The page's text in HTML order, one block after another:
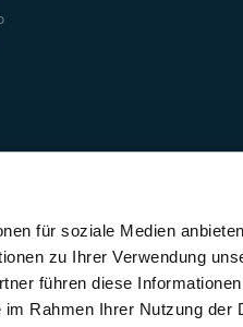
für soziale Medien
zu Ihrer Verwendung
führen diese
Rahmen Ihrer Nutzung der
Cookie-Einstellungen Datenschutzerklärung